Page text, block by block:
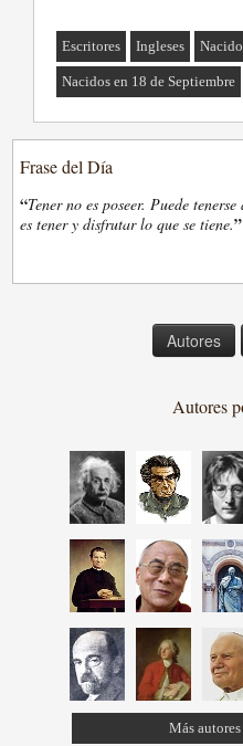
Escritores Ingleses
Nacidos en 18 de Septiembre
Frase del Día
“Tener no es poseer. Puede
es tener y disfrutar lo que se tiene.”
Autores
Autores
Más